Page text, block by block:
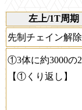
左上/1T周期
先制チェイン解除
①3体に約3000の
【①くり返し】